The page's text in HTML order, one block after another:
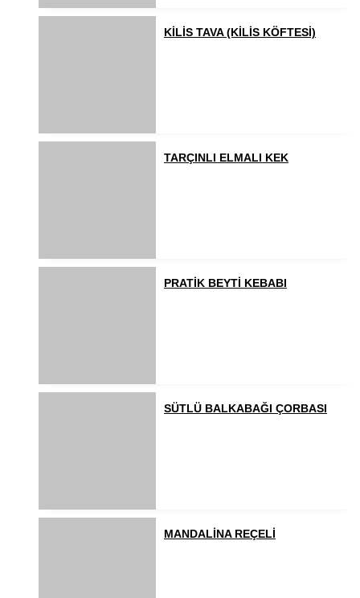
KİLİS TAVA (KİLİS KÖFTESİ)
TARÇINLI ELMALI KEK
PRATİK BEYTİ KEBABI
SÜTLÜ BALKABAĞI ÇORBASI
MANDALİNA REÇELİ